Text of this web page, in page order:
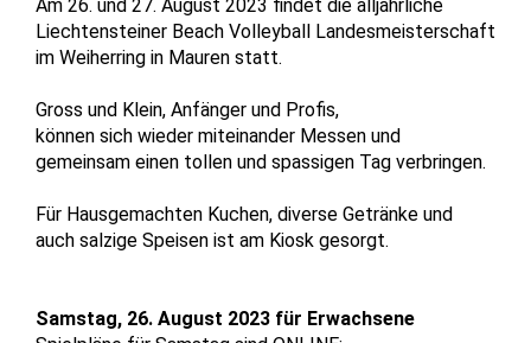
Am 26. und 27. August 2023 findet die alljährliche
Liechtensteiner Beach Volleyball Landesmeisterschaft
im Weiherring in Mauren statt.
Gross und Klein, Anfänger und Profis,
können sich wieder miteinander Messen und
gemeinsam einen tollen und spassigen Tag verbringen.
Für Hausgemachten Kuchen, diverse Getränke und
auch salzige Speisen ist am Kiosk gesorgt.
Samstag, 26. August 2023 für Erwachsene